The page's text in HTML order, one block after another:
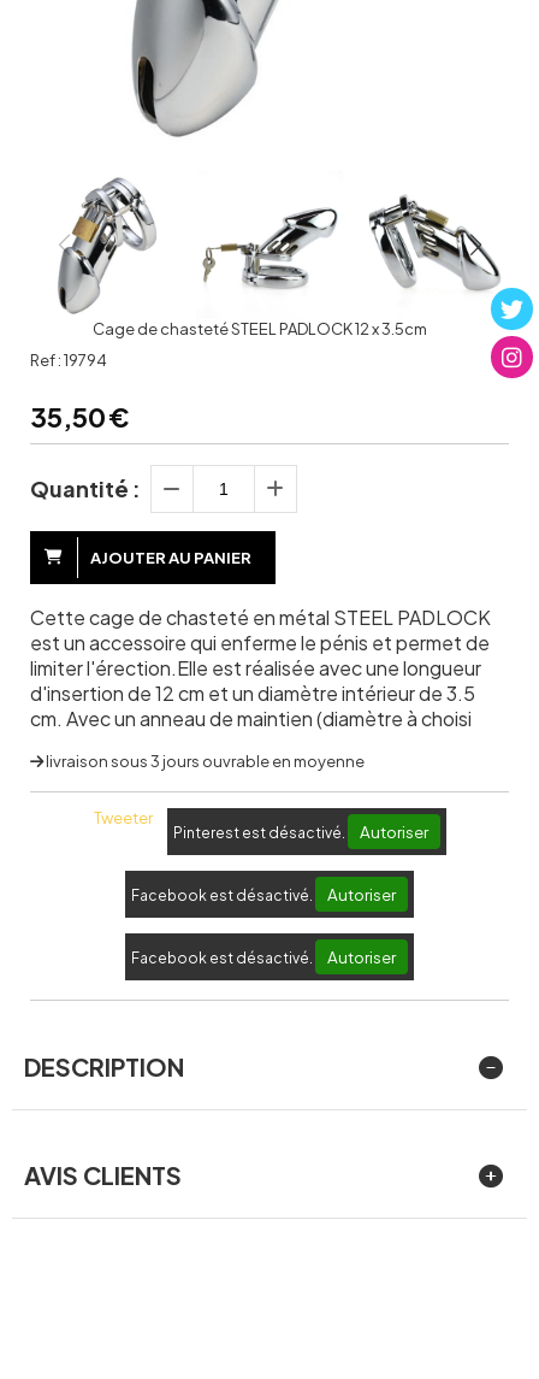
Cage de chasteté STEEL PADLOCK 12 x 3.5cm
Ref :19794
35,50€
Quantité :
AJOUTER AU PANIER
Cette cage de chasteté en métal STEEL PADLOCK
est un accessoire qui enferme le pénis et permet de
limiter l'érection.Elle est réalisée avec une longueur
d'insertion de 12 cm et un diamètre intérieur de 3.5
cm. Avec un anneau de maintien (diamètre à choisi
livraison sous 3 jours ouvrable en moyenne
Tweeter
Pinterest est désactivé. Autoriser
Facebook est désactivé. Autoriser
Facebook est désactivé. Autoriser
DESCRIPTION
AVIS CLIENTS